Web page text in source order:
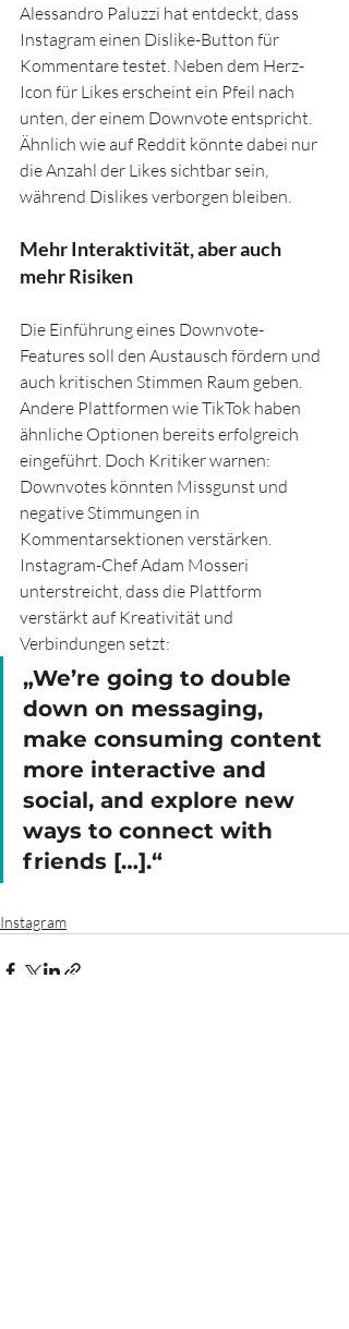
Alessandro Paluzzi hat entdeckt, dass
Instagram einen Dislike-Button für
Kommentare testet. Neben dem Herz-
Icon für Likes erscheint ein Pfeil nach
unten, der einem Downvote entspricht.
Ähnlich wie auf Reddit könnte dabei nur
die Anzahl der Likes sichtbar sein,
während Dislikes verborgen bleiben.
Mehr Interaktivität, aber auch
mehr Risiken
Die Einführung eines Downvote-
Features soll den Austausch fördern und
auch kritischen Stimmen Raum geben.
Andere Plattformen wie TikTok haben
ähnliche Optionen bereits erfolgreich
eingeführt. Doch Kritiker warnen:
Downvotes könnten Missgunst und
negative Stimmungen in
Kommentarsektionen verstärken.
Instagram-Chef Adam Mosseri
unterstreicht, dass die Plattform
verstärkt auf Kreativität und
Verbindungen setzt:
„We’re going to double
down on messaging,
make consuming content
more interactive and
social, and explore new
ways to connect with
friends […].“
Instagram